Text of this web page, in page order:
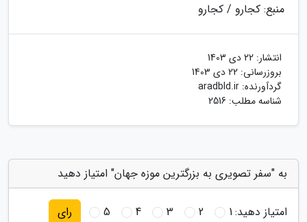
منبع: کجارو / کجارو
انتشار: 22 دی 1403
بروزرسانی: 22 دی 1403
گردآورنده: aradbld.ir
شناسه مطلب: 2516
به "سفر تصویری به بزرگترین موزه جهان" امتیاز دهید
امتیاز دهید:1
2
3
4
5 رای